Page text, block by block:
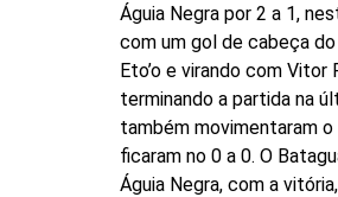
Águia Negra por 2 a 1,
com um gol de cabeça
Eto’o e virando com
terminando a partida na
também movimentaram o
ficaram no 0 a 0. O
Águia Negra, com a